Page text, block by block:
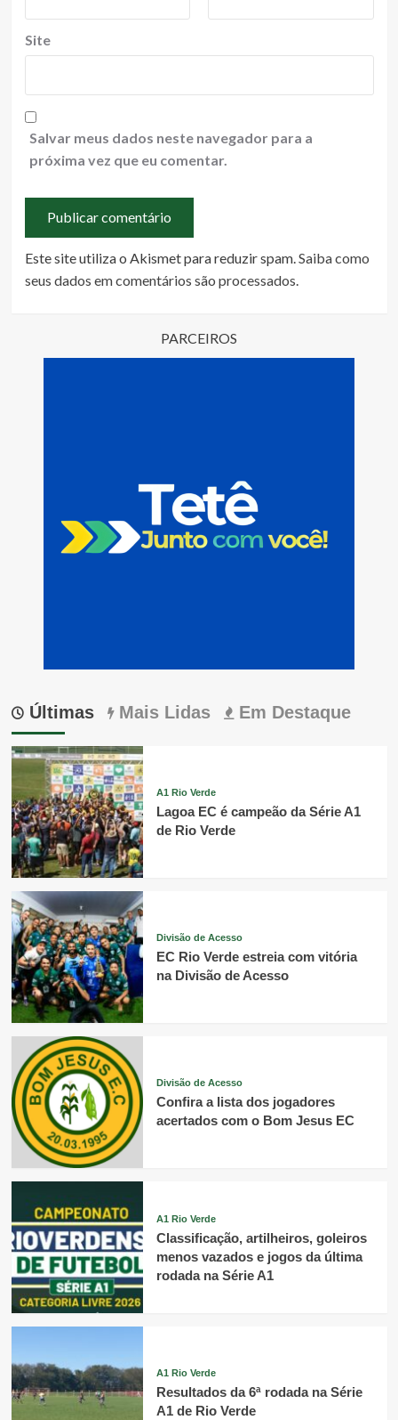
Site
Salvar meus dados neste navegador para a
próxima vez que eu comentar.
Este site utiliza o Akismet para reduzir spam. Saiba como
seus dados em comentários são processados
PARCEIROS
Últimas Mais Lidas Em Destaque
A1 Rio Verde
Lagoa EC é campeão da Série A1
de Rio Verde
Divisão de Acesso
EC Rio Verde estreia com vitória
na Divisão de Acesso
Divisão de Acesso
Confira a lista dos jogadores
acertados com o Bom Jesus EC
A1 Rio Verde
Classificação, artilheiros, goleiros
menos vazados e jogos da última
rodada na Série A1
A1 Rio Verde
Resultados da 6ª rodada na Série
A1 de Rio Verde